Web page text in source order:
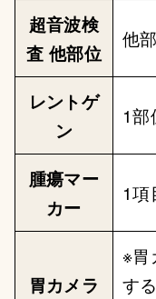
超音波検
査 他部位
他
レントゲ
ン
1部
腫瘍マー
カー
1項
胃カメラ
※胃
す